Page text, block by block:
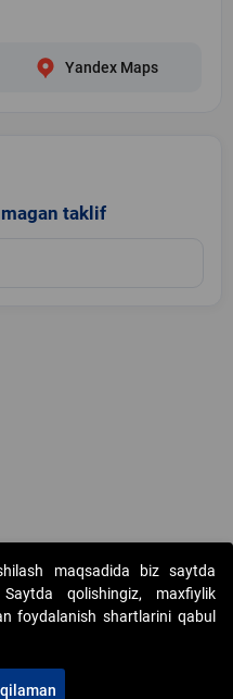
Yandex Maps
taklif
auksionlarni tashkil etish"
maqsadida biz saytda
qolishingiz, maxfiylik
foydalanish shartlarini qabul